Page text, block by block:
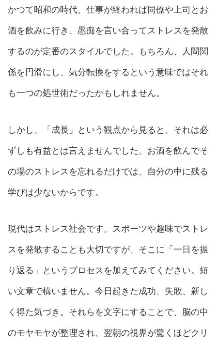
かつて昭和の時代、仕事が終われば同僚や上司とお
酒を飲みに行き、愚痴を言い合ってストレスを発散
するのが定番のスタイルでした。もちろん、人間関
係を円滑にし、気分転換をするという意味ではそれ
も一つの処世術だったかもしれません。
しかし、「成長」という観点から見ると、それは必
ずしも有益とは言えませんでした。お酒を飲んでそ
の場のストレスを忘れるだけでは、自分の中に残る
学びは少ないからです。
現代はストレス社会です。スポーツや趣味でストレ
スを発散することも大切ですが、そこに「一日を振
り返る」というプロセスを加えてみてください。短
い文章で構いません。今日起きた成功、失敗、新し
く得た気づき。それらを文字にすることで、脳の中
のモヤモヤが整理され、翌朝の視界が驚くほどクリ